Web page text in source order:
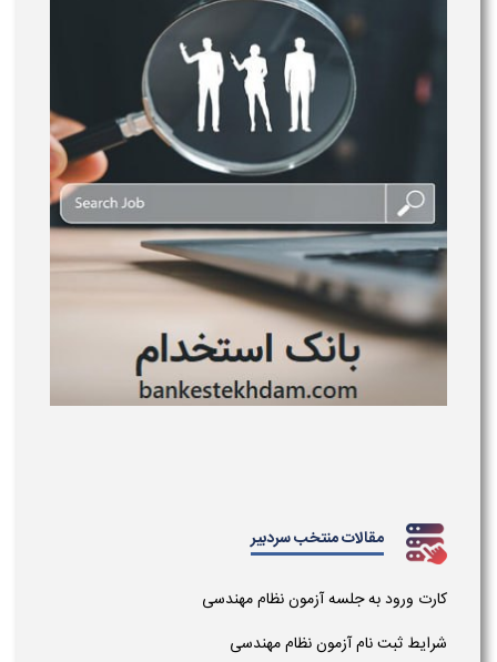
مقالات منتخب سردبیر
کارت ورود به جلسه آزمون نظام مهندسی
شرایط ثبت نام آزمون نظام مهندسی